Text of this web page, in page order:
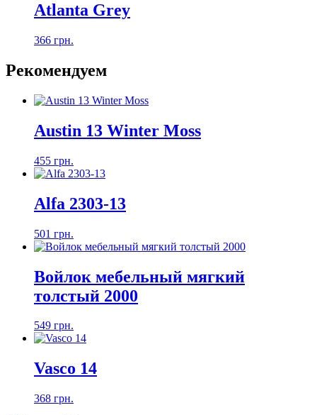
Atlanta Grey
366 грн.
Рекомендуем
Austin 13 Winter Moss
455 грн.
Alfa 2303-13
501 грн.
Войлок мебельный мягкий
толстый 2000
549 грн.
Vasco 14
368 грн.